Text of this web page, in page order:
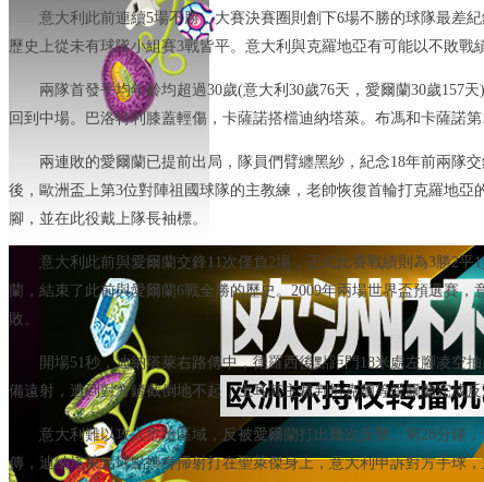
意大利此前連續5場不勝，大賽決賽圈則創下6場不勝的球隊最差
歷史上從未有球隊小組賽3戰皆平。意大利與克羅地亞有可能以不敗戰
兩隊首發平均年齡均超過30歲(意大利30歲76天，愛爾蘭30歲157
回到中場。巴洛特利膝蓋輕傷，卡薩諾搭檔迪納塔萊。布馮和卡薩諾
兩連敗的愛爾蘭已提前出局，隊員們臂纏黑紗，紀念18年前兩隊
後，歐洲盃上第3位對陣祖國球隊的主教練，老帥恢復首輪打克羅地
腳，並在此役戴上隊長袖標。
意大利此前與愛爾蘭交鋒11次僅負2場，正式比賽戰績則為3勝2
蘭，結束了此前與愛爾蘭6戰全勝的歷史。2009年兩場世界盃預選賽
敗。
開場51秒，迪納塔萊右路傳中，德羅西後點距門18米處左腳凌空
備遠射，遭到對方鏟截倒地不起，土耳其主裁判恰克爾等愛爾蘭完成
意大利難以攻入危險區域，反被愛爾蘭打出幾次反擊。第28分鐘
傳，迪納塔萊點球點轉身掃射打在聖萊傑身上，意大利申訴對方手球